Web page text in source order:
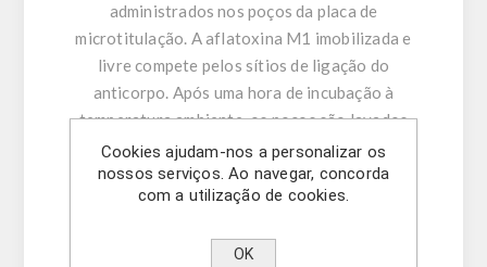
administrados nos poços da placa de
microtitulação. A aflatoxina M1 imobilizada e
livre compete pelos sítios de ligação do
anticorpo. Após uma hora de incubação à
temperatura ambiente, os poços são lavados
com solução de lavagem diluída para remover o
material não ligado. Um conjugado de
peroxidase contra o anticorpo é administrado
placa é lavada novamente. Em seguida, uma
Cookies ajudam-nos a personalizar os
nossos serviços. Ao navegar, concorda
com a utilização de cookies.
OK